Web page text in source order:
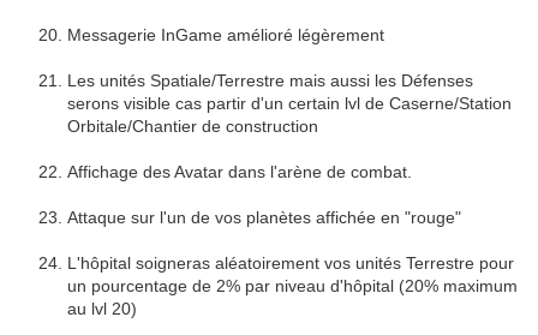
Messagerie InGame amélioré légèrement
Les unités Spatiale/Terrestre mais aussi les Défenses
serons visible cas partir d'un certain lvl de Caserne/Station
Orbitale/Chantier de construction
Affichage des Avatar dans l'arène de combat.
Attaque sur l'un de vos planètes affichée en "rouge"
L'hôpital soigneras aléatoirement vos unités Terrestre pour
un pourcentage de 2% par niveau d'hôpital (20% maximum
au lvl 20)